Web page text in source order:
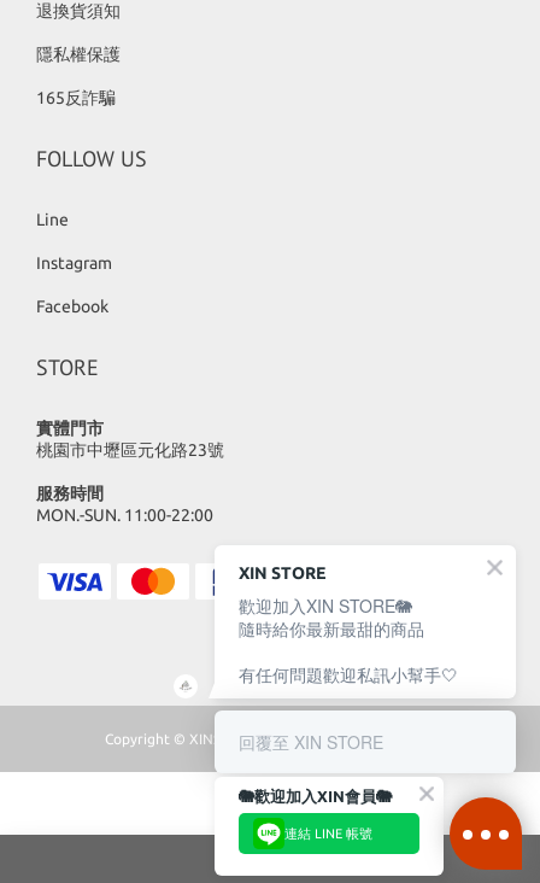
加入購物車
退換貨須知
隱私權保護
165反詐騙
FOLLOW US
Line
Instagram
Facebook
STORE
實體門市
桃園市中壢區元化路23號
服務時間
MON.-SUN. 11:00-22:00
Copyright © XINSTORE 2023 | All Rights Reserved
XIN STORE
歡迎加入XIN STORE🐘
隨時給你最新最甜的商品
有任何問題歡迎私訊小幫手🤍
回覆至 XIN STORE
🐘歡迎加入XIN會員🐘
連結 LINE 帳號